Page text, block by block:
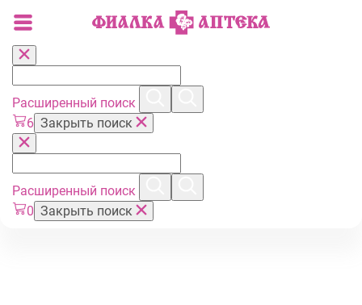
Расширенный поиск
6 Закрыть поиск
Расширенный поиск
0 Закрыть поиск